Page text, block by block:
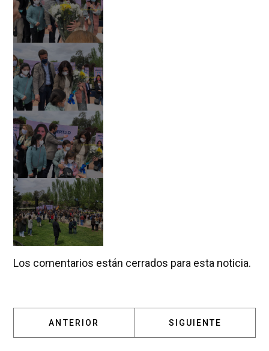
Los comentarios están cerrados para esta noticia.
ARTÍCULO ANTERIOR: TONI CANTÓ VISITÓ
ANTERIOR ARTÍCULO
SIGUIENTE